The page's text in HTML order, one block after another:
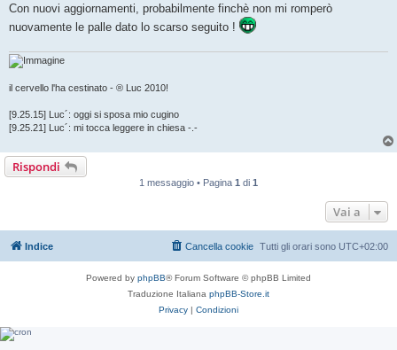
s
a
i
o
Con nuovi aggiornamenti, probabilmente finchè non mi romperò
nuovamente le palle dato lo scarso seguito !
il cervello l'ha cestinato - ® Luc 2010!
[9.25.15] Luc´: oggi si sposa mio cugino
[9.25.21] Luc´: mi tocca leggere in chiesa -.-
Rispondi
1 messaggio • Pagina 1 di 1
Vai a
Indice Tutti gli orari sono UTC+02:00
Cancella cookie
Powered by phpBB® Forum Software © phpBB Limited
Traduzione Italiana phpBB-Store.it
Privacy | Condizioni